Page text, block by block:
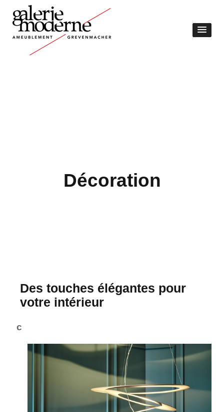
Décoration
Des touches élégantes pour
votre intérieur
c